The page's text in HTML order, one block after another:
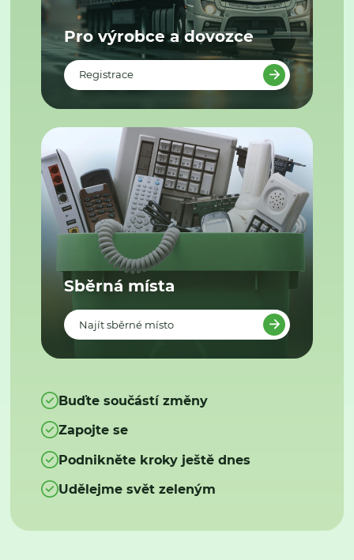
Pro výrobce a dovozce
Registrace
Sběrná místa
Najít sběrné místo
Buďte součástí změny
Zapojte se
Podnikněte kroky ještě dnes
Udělejme svět zeleným